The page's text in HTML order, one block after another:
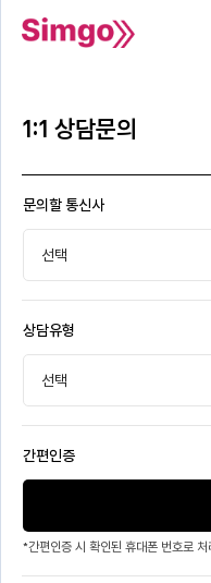
1:1 상담문의
문의할 통신사
상담유형
간편인증
*간편인증 시 확인된 휴대폰 번호로